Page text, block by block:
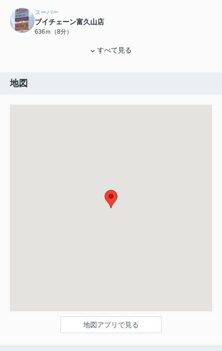
スーパー
ブイチェーン富久山店
636ｍ（8分）
すべて見る
地図
地図アプリで見る